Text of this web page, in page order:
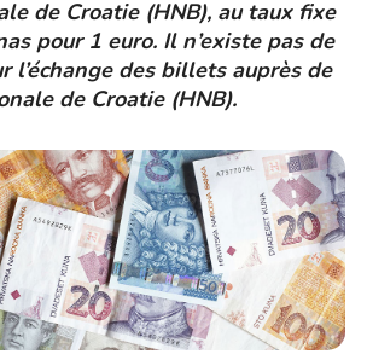
de Croatie (HNB), au taux fixe
pour 1 euro. Il n’existe pas de
l’échange des billets auprès de
de Croatie (HNB).